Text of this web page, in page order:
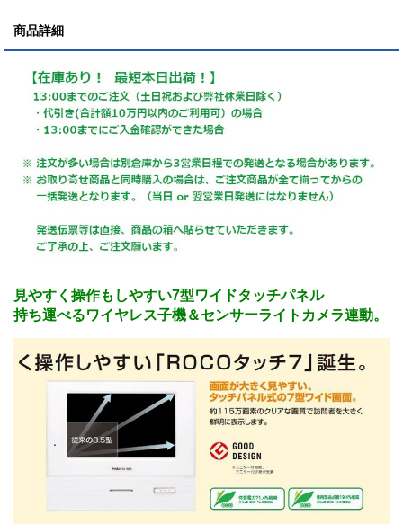
商品詳細
見やすく操作もしやすい7型ワイドタッチパネル
持ち運べるワイヤレス子機＆センサーライトカメラ連動。